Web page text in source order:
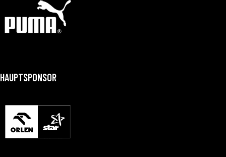
HAUPTSPONSOR